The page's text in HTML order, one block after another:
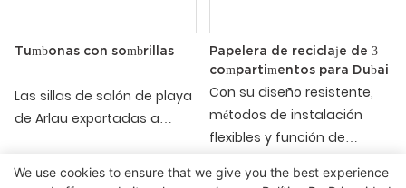
principales características
y beneficios de esta mesa
de picnic.:
Tumbonas con sombrillas
Las sillas de salón de playa
de Arlau exportadas a
comodidad y practicidad.
Papelera de reciclaje de 3
compartimentos para Dubai
Con su diseño resistente,
métodos de instalación
flexibles y función de
contenedores de reciclaje
We use cookies to ensure that we give you the best experience